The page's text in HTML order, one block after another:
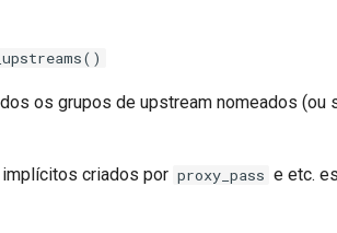
os grupos de upstream nomeados (ou
criados por proxy_pass e etc.